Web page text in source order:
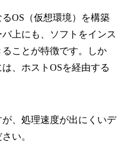
OS（仮想環境）を構築
上にも、ソフトをインス
ことが特徴です。しか
、ホストOSを経由する
、処理速度が出にくいデ
い。